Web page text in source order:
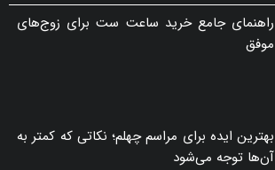
راهنمای جامع خرید ساعت ست برای زوج‌های
موفق
بهترین ایده برای مراسم چهلم؛ نکاتی که کمتر به
آن‌ها توجه می‌شود